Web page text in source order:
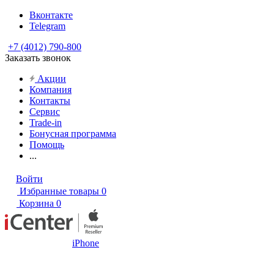
Вконтакте
Telegram
+7 (4012) 790-800
Заказать звонок
Акции
Компания
Контакты
Сервис
Trade-in
Бонусная программа
Помощь
...
Войти
Избранные товары 0
Корзина 0
iPhone